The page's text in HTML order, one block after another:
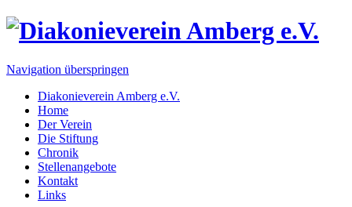
Navigation überspringen
Diakonieverein Amberg e.V.
Home
Der Verein
Die Stiftung
Chronik
Stellenangebote
Kontakt
Links